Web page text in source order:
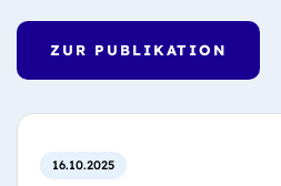
ZUR PUBLIKATION
16.10.2025